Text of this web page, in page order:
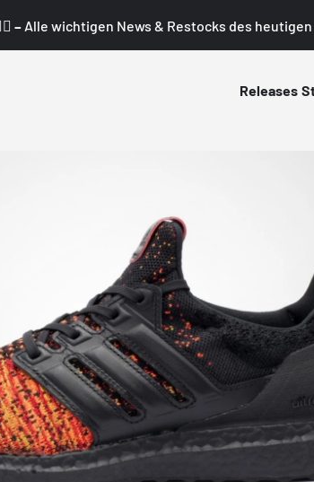
– Alle wichtigen News & Restocks des heutigen
Releases